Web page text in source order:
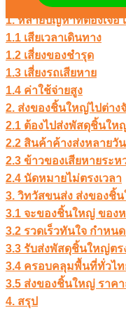
1. หลายปัญหาที่ต้องเจอ
1.1 เสียเวลาเดินทาง
1.2 เสี่ยงของชำรุด
1.3 เสี่ยงรถเสียหาย
1.4 ค่าใช้จ่ายสูง
2. ส่งของชิ้นใหญ่ไปต่า
2.1 ต้องไปส่งพัสดุชิ้นให
2.2 สินค้าค้างส่งหลายวัน
2.3 ข้าวของเสียหายระห
2.4 นัดหมายไม่ตรงเวลา
3. วิทวัสขนส่ง ส่งของชิ้
3.1 จะของชิ้นใหญ่ ของ
3.2 รวดเร็วทันใจ กำหน
3.3 รับส่งพัสดุชิ้นใหญ่ตร
3.4 ครอบคลุมพื้นที่ทั่วไ
3.5 ส่งของชิ้นใหญ่ ราค
4. สรุป